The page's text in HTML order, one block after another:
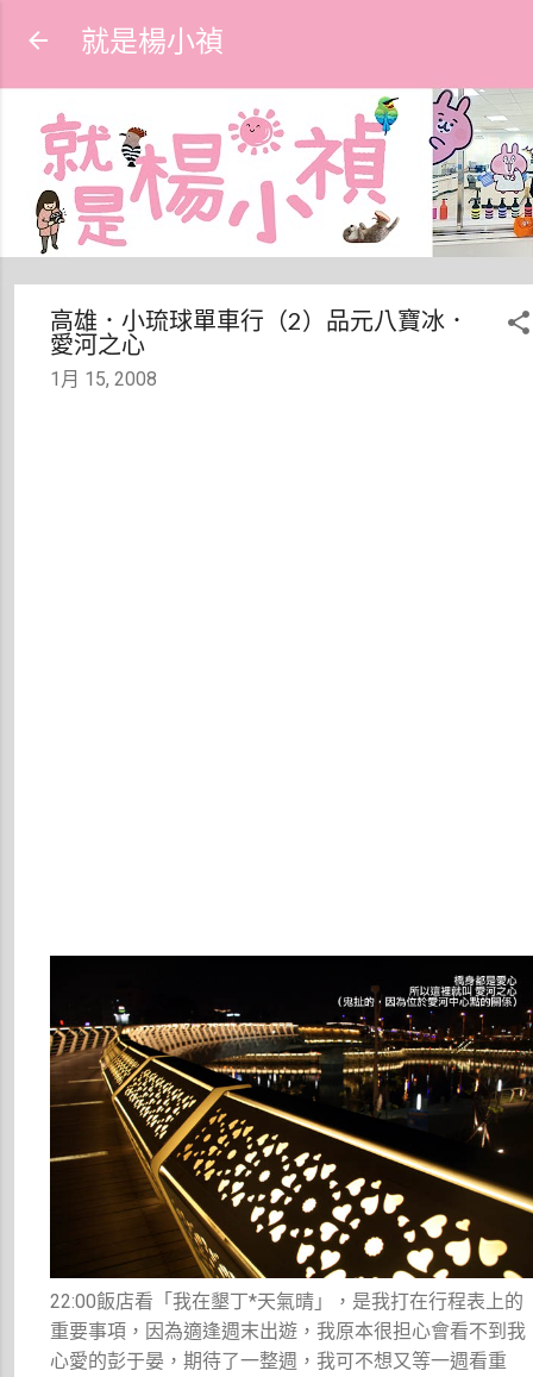
就是楊小禎
高雄．小琉球單車行（2）品元八寶冰．
愛河之心
1月 15, 2008
22:00飯店看「我在墾丁*天氣晴」，是我打在行程表上的
重要事項，因為適逢週末出遊，我原本很担心會看不到我
心愛的彭于晏，期待了一整週，我可不想又等一週看重